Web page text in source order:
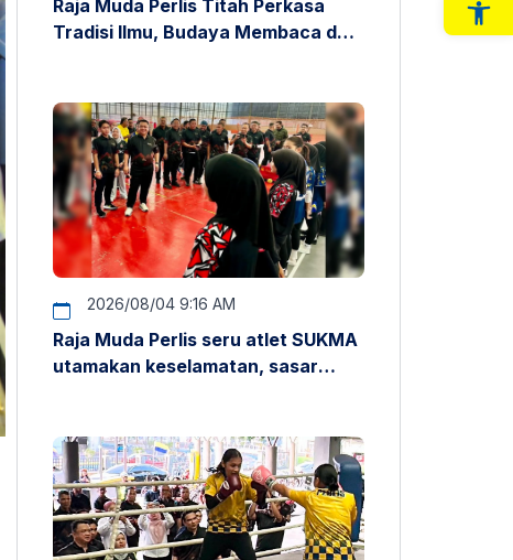
Raja Muda Perlis Titah Perkasa
Tradisi Ilmu, Budaya Membaca dan
2026/08/04 9:16 AM
Raja Muda Perlis seru atlet SUKMA
utamakan keselamatan, sasar